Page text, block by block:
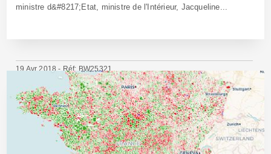
ministre d&#8217;Etat, ministre de l'Intérieur, Jacqueline...
19 Avr 2018 - Réf: BW25321